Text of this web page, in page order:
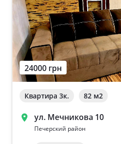
24000 грн
Квартира 3к. 82 м2
ул. Мечникова 10
Печерский район